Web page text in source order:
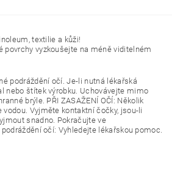
textilie a kůži!
povrchy vyzkoušejte na méně viditelném
podráždění očí. Je-li nutná lékařská
nebo štítek výrobku. Uchovávejte mimo
brýle. PŘI ZASAŽENÍ OČÍ: Několik
Vyjměte kontaktní čočky, jsou-li
snadno. Pokračujte ve
očí: Vyhledejte lékařskou pomoc.